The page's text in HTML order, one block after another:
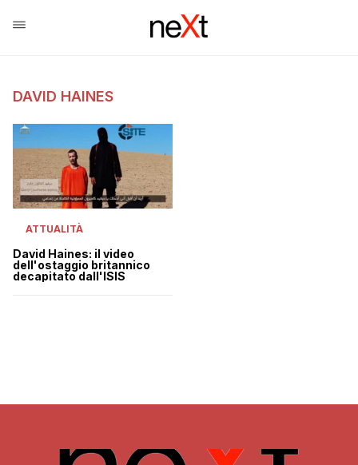
DAVID HAINES
ATTUALITÀ
David Haines: il video
dell'ostaggio britannico
decapitato dall'ISIS